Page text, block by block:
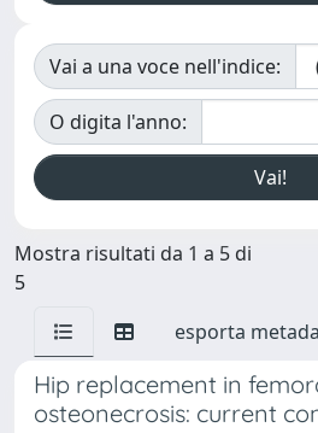
Vai a una voce nell'indice:
O digita l'anno:
Mostra risultati da 1 a 5 di
5
esporta
Hip replacement in
osteonecrosis: current